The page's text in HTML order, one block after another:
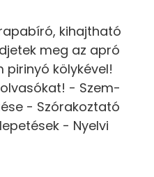
kihajtható
meg az apró
kölykével!
- Szem-
- Szórakoztató
- Nyelvi